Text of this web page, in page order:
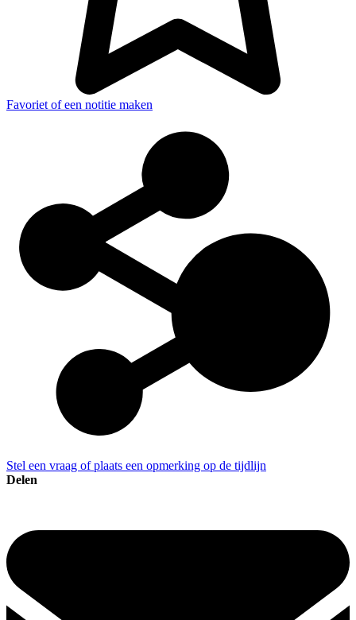
Favoriet of een notitie maken
Stel een vraag of plaats een opmerking op de tijdlijn
Delen